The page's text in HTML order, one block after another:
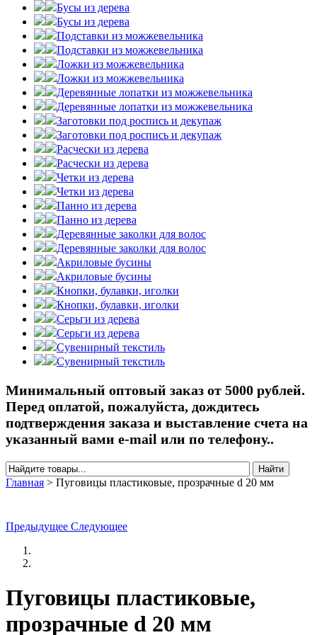
Бусы из дерева
Бусы из дерева
Подставки из можжевельника
Подставки из можжевельника
Ложки из можжевельника
Ложки из можжевельника
Деревянные лопатки из можжевельника
Деревянные лопатки из можжевельника
Заготовки под роспись и декупаж
Заготовки под роспись и декупаж
Расчески из дерева
Расчески из дерева
Четки из дерева
Четки из дерева
Панно из дерева
Панно из дерева
Деревянные заколки для волос
Деревянные заколки для волос
Акриловые бусины
Акриловые бусины
Кнопки, булавки, иголки
Кнопки, булавки, иголки
Серьги из дерева
Серьги из дерева
Сувенирный текстиль
Сувенирный текстиль
Минимальный оптовый заказ от 5000 рублей.
Перед оплатой, пожалуйста, дождитесь
подтверждения заказа и выставление счета на
указанный вами e-mail или по телефону..
Форма поиска
Найти
Главная > Пуговицы пластиковые, прозрачные d 20 мм
Предыдущее Следующее
Пуговицы пластиковые,
прозрачные d 20 мм